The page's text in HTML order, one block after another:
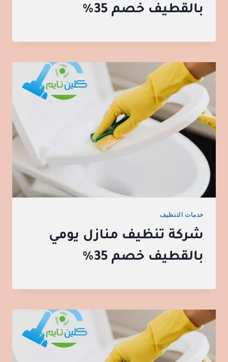
بالقطيف خصم 35%
خدمات التنظيف
شركة تنظيف منازل يومي
بالقطيف خصم 35%